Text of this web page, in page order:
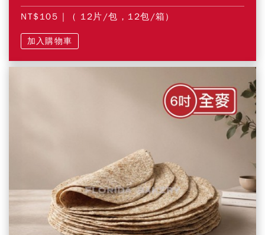
NT$105 | ( 12片/包，12包/箱)
加入購物車